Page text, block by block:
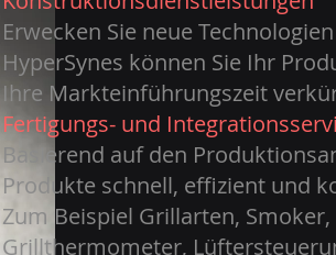
Erwecken Sie neue
HyperSynes können Sie Ihr
Ihre Markteinführungszeit
Fertigungs- und
Basierend auf den
Produkte schnell, effizient und
Zum Beispiel Grillarten,
Grillthermometer,